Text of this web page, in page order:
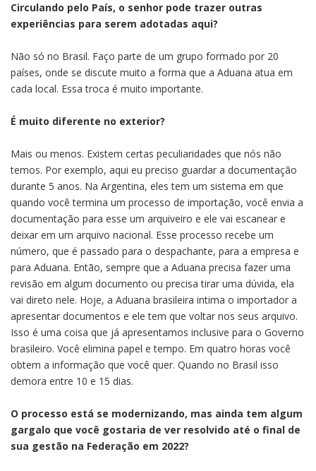
Circulando pelo País, o senhor pode trazer outras
experiências para serem adotadas aqui?
Não só no Brasil. Faço parte de um grupo formado por 20
países, onde se discute muito a forma que a Aduana atua em
cada local. Essa troca é muito importante.
É muito diferente no exterior?
Mais ou menos. Existem certas peculiaridades que nós não
temos. Por exemplo, aqui eu preciso guardar a documentação
durante 5 anos. Na Argentina, eles tem um sistema em que
quando você termina um processo de importação, você envia a
documentação para esse um arquiveiro e ele vai escanear e
deixar em um arquivo nacional. Esse processo recebe um
número, que é passado para o despachante, para a empresa e
para Aduana. Então, sempre que a Aduana precisa fazer uma
revisão em algum documento ou precisa tirar uma dúvida, ela
vai direto nele. Hoje, a Aduana brasileira intima o importador a
apresentar documentos e ele tem que voltar nos seus arquivo.
Isso é uma coisa que já apresentamos inclusive para o Governo
brasileiro. Você elimina papel e tempo. Em quatro horas você
obtem a informação que você quer. Quando no Brasil isso
demora entre 10 e 15 dias.
O processo está se modernizando, mas ainda tem algum
gargalo que você gostaria de ver resolvido até o final de
sua gestão na Federação em 2022?